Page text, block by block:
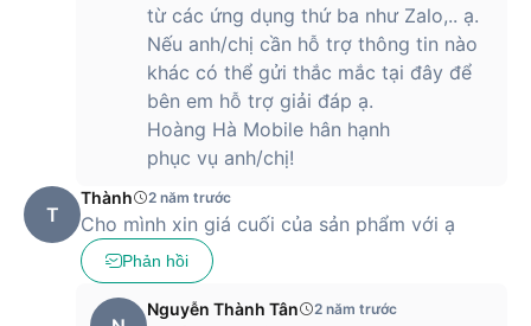
từ các ứng dụng thứ ba như Zalo,.. ạ.
Nếu anh/chị cần hỗ trợ thông tin nào
khác có thể gửi thắc mắc tại đây để
bên em hỗ trợ giải đáp ạ.
Hoàng Hà Mobile hân hạnh
phục vụ anh/chị!
T
Thành 2 năm trước
Cho mình xin giá cuối của sản phẩm với ạ
Phản hồi
Nguyễn Thành Tân 2 năm trước